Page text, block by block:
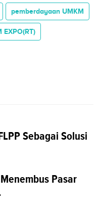
pemberdayaan UMKM
EXPO(RT)
Sebagai Solusi
Pasar